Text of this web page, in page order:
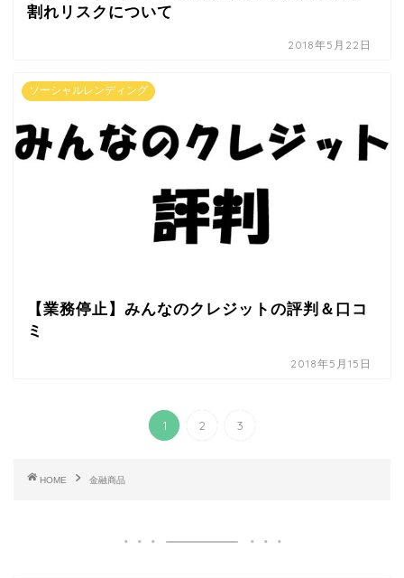
割れリスクについて
2018年5月22日
ソーシャルレンディング
【業務停止】みんなのクレジットの評判＆口コ
ミ
2018年5月15日
1 2 3
HOME 金融商品